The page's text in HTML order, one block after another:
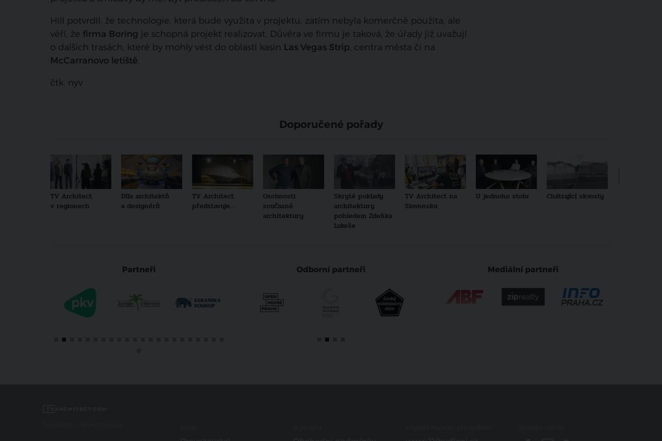
Hill potvrdil, že technologie, která bude využita v projektu, zatím nebyla komerčně použita, ale
věří, že firma Boring je schopná projekt realizovat. Důvěra ve firmu je taková, že úřady již uvažují
o dalších trasách, které by mohly vést do oblasti kasin Las Vegas Strip, centra města či na
McCarranovo letiště.
čtk, nyv
Doporučené pořady
TV Architect
v regionech
Díla architektů
a designérů
TV Architect
představuje...
Osobnosti
současné
architektury
Skryté poklady
architektury
pohledem Zdeňka
Lukeše
TV Architect na
Slovensku
U jednoho stolu Chátrající skvosty
Partneři Odborní partneři Mediální partneři